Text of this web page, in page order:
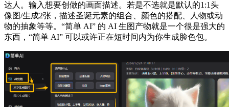
达人。输入想要创做的画面描述。若是不选就是默认的1:1头
像图/生成2张，描述圣诞元素的组合、颜色的搭配、人物或动
物的抽象等等。“简单 AI” 的 AI 生图产物就是一个很是强大的
东西，“简单 AI” 可以或许正在短时间内为你生成脸色包。